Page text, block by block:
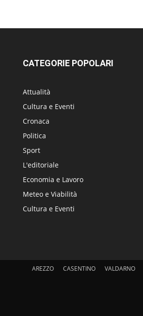
CATEGORIE POPOLARI
Attualità
Cultura e Eventi
Cronaca
Politica
Sport
L'editoriale
Economia e Lavoro
Meteo e Viabilità
Cultura e Eventi
AREZZO CASENTINO VALDARNO